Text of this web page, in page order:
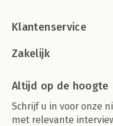
Klantenservice
Zakelijk
Altijd op de hoogte
Schrijf u in voor onze
met relevante